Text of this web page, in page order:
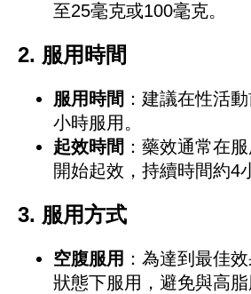
至25毫克或100毫克。
2. 服用時間
服用時間 ：建議在性活
小時服用。
起效時間 ：藥效通常在
開始起效，持續時間約4
3. 服用方式
空腹服用 ：為達到最佳
狀態下服用，避免與高